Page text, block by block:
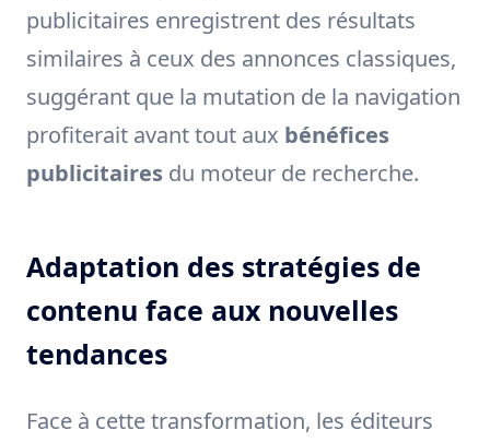
publicitaires enregistrent des résultats
similaires à ceux des annonces classiques,
suggérant que la mutation de la navigation
profiterait avant tout aux bénéfices
publicitaires du moteur de recherche.
Adaptation des stratégies de
contenu face aux nouvelles
tendances
Face à cette transformation, les éditeurs